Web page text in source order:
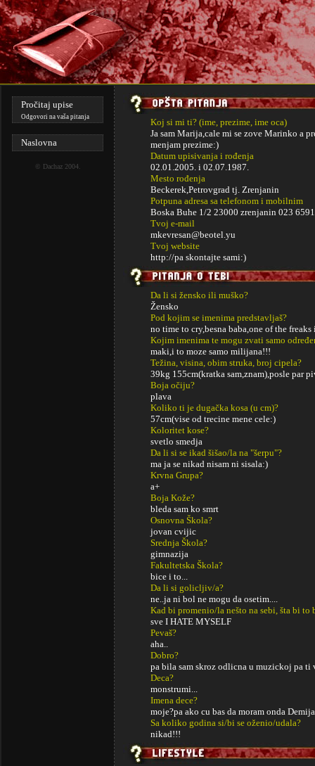
Pročitaj upise
Odgovori na vaša pitanja
Naslovna
© Dachaz2004.
Koj si mi ti? (ime, prezime, ime oca)
Ja sam Marija,cale mi se zove Marinko a
menjam prezime:)
Datum upisivanja i rođenja
02.01.2005. i 02.07.1987.
Mesto rođenja
Beckerek,Petrovgrad tj. Zrenjanin
Potpuna adresa sa telefonom i mobilnim
Boska Buhe 1/2 23000 zrenjanin 023
Tvoj e-mail
mkevresan@beotel.yu
Tvoj website
http://pa skontajte sami:)
Da li si žensko ili muško?
Žensko
Pod kojim se imenima predstavljaš?
no time to cry,besna baba,one of the freaks
Kojim imenima te mogu zvati samo
maki,i to moze samo milijana!!!
Težina, visina, obim struka, broj cipela?
39kg 155cm(kratka sam,znam),posle par
Boja očiju?
plava
Koliko ti je dugačka kosa (u cm)?
57cm(vise od trecine mene cele:)
Koloritet kose?
svetlo smedja
Da li si se ikad šišao/la na "šerpu"?
ma ja se nikad nisam ni sisala:)
Krvna Grupa?
a+
Boja Kože?
bleda sam ko smrt
Osnovna Škola?
jovan cvijic
Srednja Škola?
gimnazija
Fakultetska Škola?
bice i to...
Da li si golicljiv/a?
ne..ja ni bol ne mogu da osetim....
Kad bi promenio/la nešto na sebi, šta bi to
sve I HATE MYSELF
Pevaš?
aha..
Dobro?
pa bila sam skroz odlicna u muzickoj pa ti
Deca?
monstrumi...
Imena dece?
moje?pa ako cu bas da moram onda
Sa koliko godina si/bi se oženio/udala?
nikad!!!